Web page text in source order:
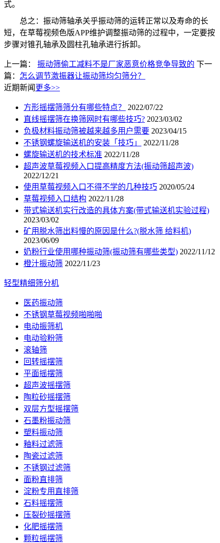
式。
总之：振动筛轴承关乎振动筛的运转正常以及寿命的长
短，在草莓视频色版APP维护调整振动筛的过程中，一定要按
步骤对锥孔轴承及圆柱孔轴承进行拆卸。
上一篇： 振动筛偷工减料不是厂家恶意价格竞争导致的 下一
篇： 怎么调节激振器让振动筛均匀筛分？
近期新闻 更多>>
方形摇摆筛筛分有哪些特点？
2022/07/22
直线摇摆筛在换筛网时有哪些技巧? 2023/03/02
负极材料振动筛被越来越多用户需要 2023/04/15
不锈钢螺旋输送机的安装「技巧」
2022/11/28
螺旋输送机的技术标准 2022/11/28
超声波草莓视频入口提高精度方法(振动筛超声波)
2022/12/21
使用草莓视频入口不得不学的几种技巧 2020/05/24
草莓视频入口结构 2022/11/28
带式输送机实行改造的具体方案(带式输送机实验过程)
2023/03/02
矿用脱水筛出料慢的原因是什么?(脱水筛 给料机)
2023/06/09
奶粉行业使用哪种振动筛(振动筛有哪些类型) 2022/11/12
橙汁振动筛 2022/11/23
轻型精细筛分机
医药振动筛
不锈钢草莓视频啪啪啪
电动振筛机
电动验粉筛
滚轴筛
回转摇摆筛
平面摇摆筛
超声波摇摆筛
陶粒砂摇摆筛
双层方型摇摆筛
石墨粉振动筛
塑料振动筛
釉料过滤筛
陶瓷过滤筛
不锈钢过滤筛
面粉直排筛
淀粉专用直排筛
石料摇摆筛
压裂砂摇摆筛
化肥摇摆筛
颗粒摇摆筛